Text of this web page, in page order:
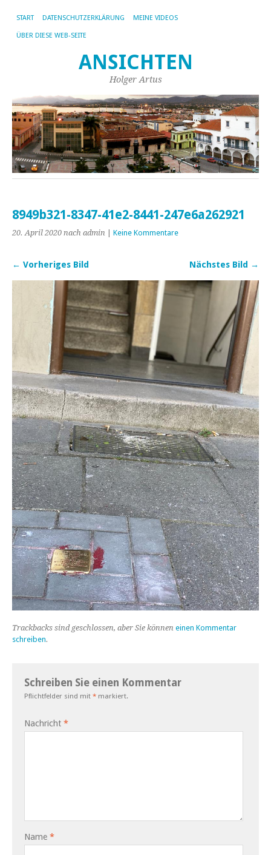
START DATENSCHUTZERKLÄRUNG MEINE VIDEOS
ÜBER DIESE WEB-SEITE
ANSICHTEN
Holger Artus
8949b321-8347-41e2-8441-247e6a262921
20. April 2020 nach admin Keine Kommentare
← Vorheriges Bild Nächstes Bild →
Trackbacks sind geschlossen, aber Sie können einen Kommentar
schreiben.
Schreiben Sie einen Kommentar
Pflichtfelder sind mit * markiert.
Nachricht *
Name *